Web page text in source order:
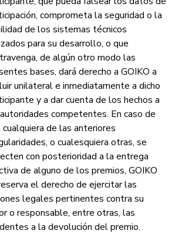
comprometa la seguridad o la
de los sistemas técnicos
para su desarrollo, o que
de algún otro modo las
bases, dará derecho a GOIKO a
unilateral e inmediatamente a dicho
y a dar cuenta de los hechos a
competentes. En caso de
cualquiera de las anteriores
o cualesquiera otras, se
con posterioridad a la entrega
de alguno de los premios, GOIKO
el derecho de ejercitar las
legales pertinentes contra su
o responsable, entre otras, las
a la devolución del premio.